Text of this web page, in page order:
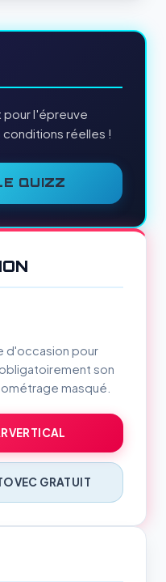
l'épreuve
réelles !
QUIZZ
d'occasion pour
son
masqué.
GRATUIT